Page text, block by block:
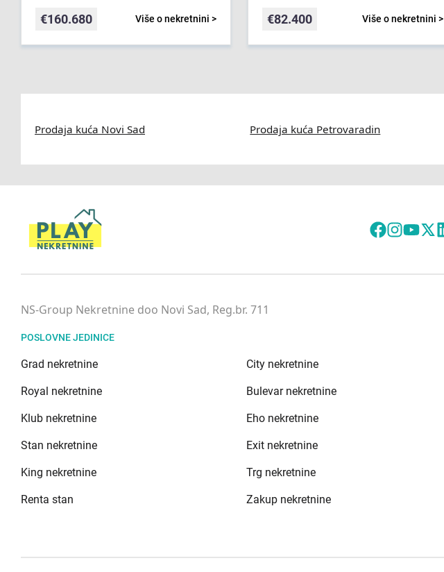
Više o nekretnini >
€160.680 Više o nekretnini >
€82.400
Prodaja kuća Novi Sad Prodaja kuća Petrovaradin
NS-Group Nekretnine doo Novi Sad, Reg.br. 711
POSLOVNE JEDINICE
Grad nekretnine City nekretnine
Royal nekretnine Bulevar nekretnine
Klub nekretnine Eho nekretnine
Stan nekretnine Exit nekretnine
King nekretnine Trg nekretnine
Renta stan Zakup nekretnine